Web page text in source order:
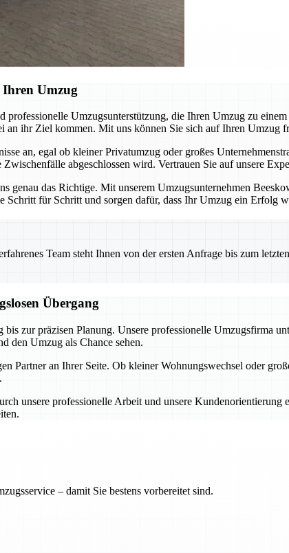
Ihren Umzug
Umzugsunterstützung, die Ihren Umzug zu
an ihr Ziel kommen. Mit uns können Sie sich auf Ihren Umzug
an, egal ob kleiner Privatumzug oder großes
abgeschlossen wird. Vertrauen Sie auf unsere
genau das Richtige. Mit unserem Umzugsunternehmen
für Schritt und sorgen dafür, dass Ihr Umzug ein Erfolg
Team steht Ihnen von der ersten Anfrage bis zum
Übergang
zur präzisen Planung. Unsere professionelle Umzugsfirma
den Umzug als Chance sehen.
Partner an Ihrer Seite. Ob kleiner Wohnungswechsel oder
unsere professionelle Arbeit und unsere Kundenorientierung
– damit Sie bestens vorbereitet sind.